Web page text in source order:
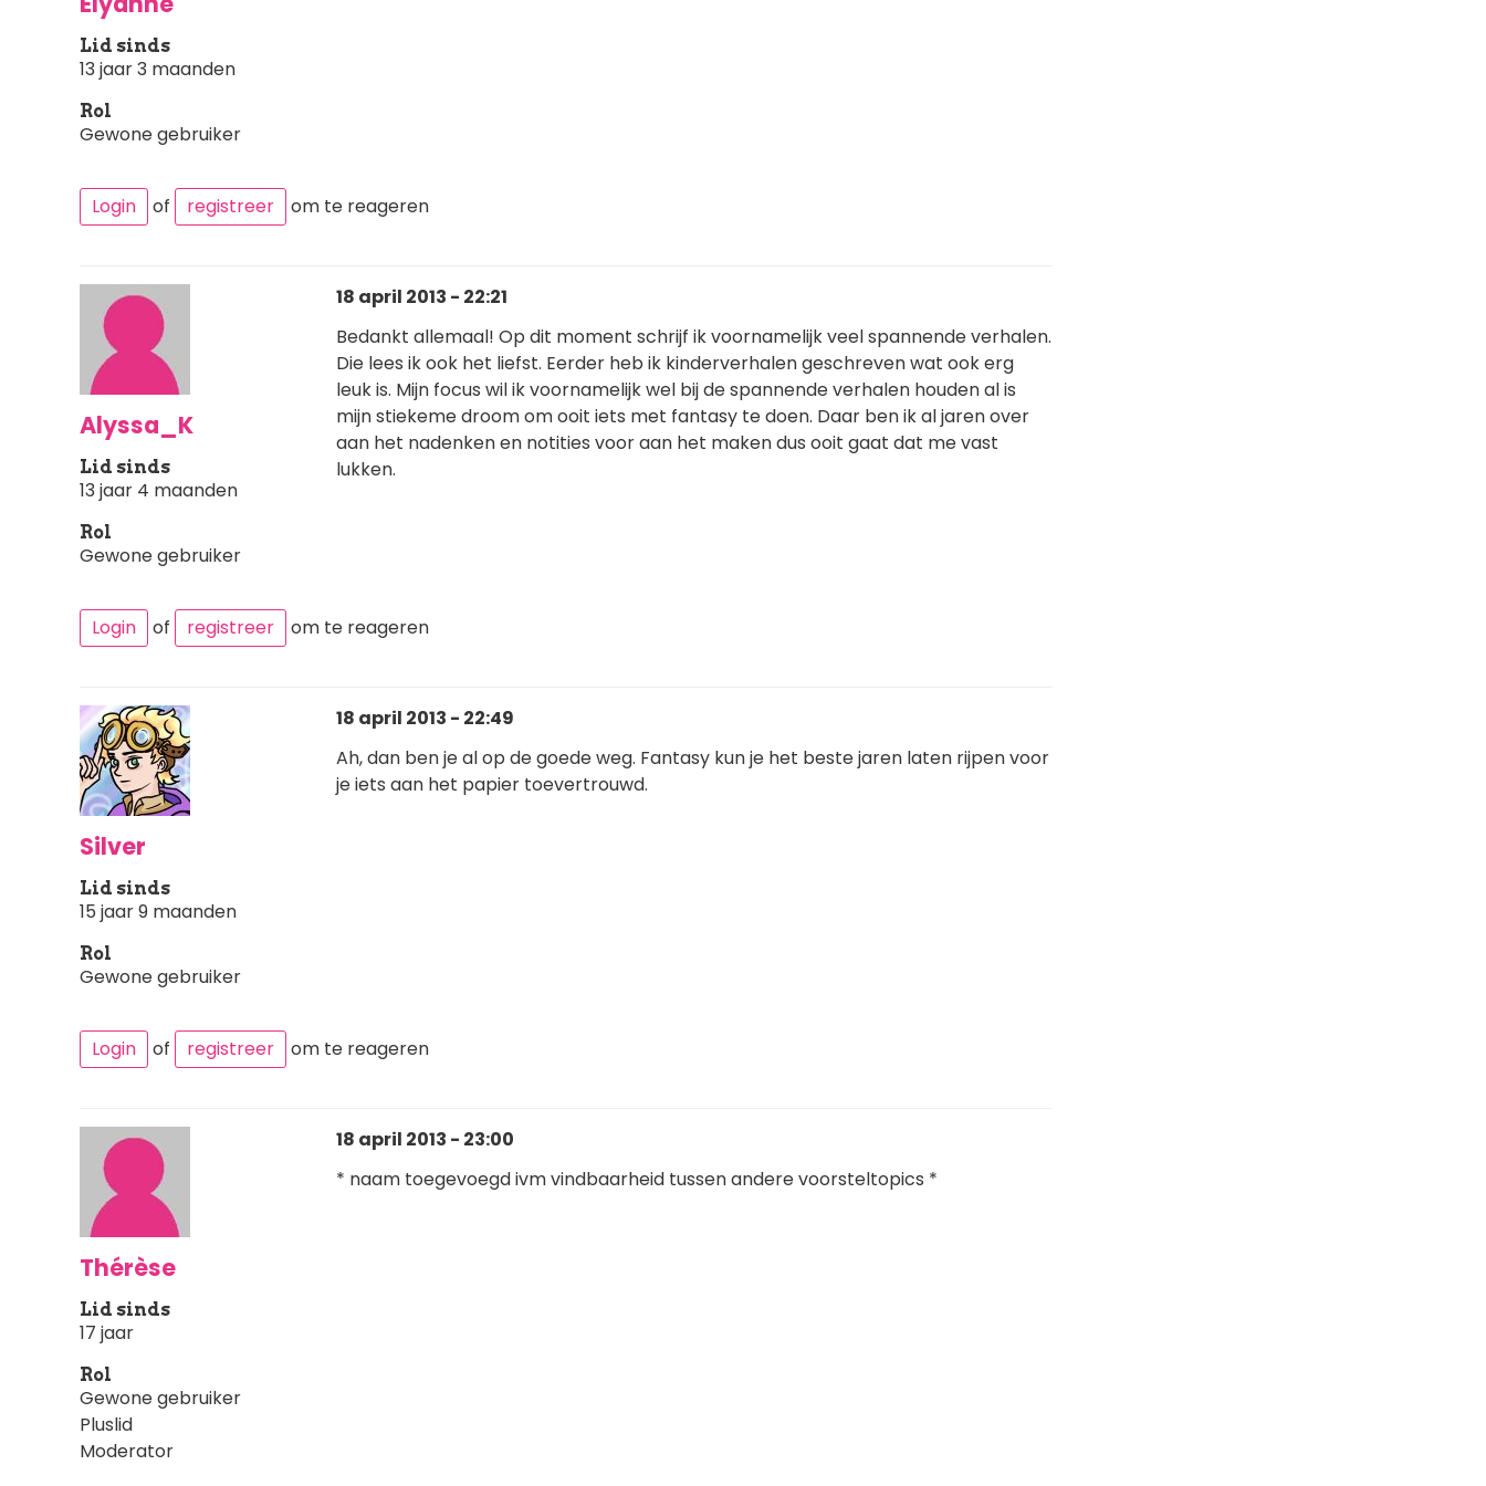
Lid sinds
13 jaar 3 maanden
Rol
Gewone gebruiker
Login of registreer om te reageren
Alyssa_K
Lid sinds
13 jaar 4 maanden
Rol
Gewone gebruiker
18 april 2013 - 22:21
Bedankt allemaal! Op dit moment schrijf ik voornamelijk veel spannende verhalen.
Die lees ik ook het liefst. Eerder heb ik kinderverhalen geschreven wat ook erg
leuk is. Mijn focus wil ik voornamelijk wel bij de spannende verhalen houden al is
mijn stiekeme droom om ooit iets met fantasy te doen. Daar ben ik al jaren over
aan het nadenken en notities voor aan het maken dus ooit gaat dat me vast
lukken.
Login of registreer om te reageren
Silver
Lid sinds
15 jaar 9 maanden
Rol
Gewone gebruiker
18 april 2013 - 22:49
Ah, dan ben je al op de goede weg. Fantasy kun je het beste jaren laten rijpen voor
je iets aan het papier toevertrouwd.
Login of registreer om te reageren
Thérèse
Lid sinds
17 jaar
Rol
Gewone gebruiker
Pluslid
Moderator
18 april 2013 - 23:00
* naam toegevoegd ivm vindbaarheid tussen andere voorsteltopics *